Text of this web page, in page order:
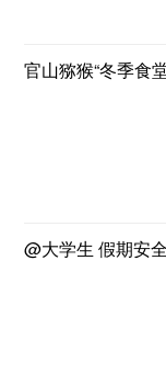
官山猕猴“冬季食
@大学生 假期安